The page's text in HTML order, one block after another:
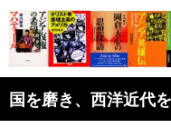
コ
ン
テ
ン
ツ
へ
国を磨き、西洋近代
索